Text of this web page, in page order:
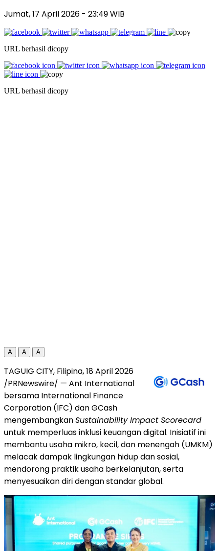
Jumat, 17 April 2026 - 23:49 WIB
URL berhasil dicopy
URL berhasil dicopy
A A A
TAGUIG CITY, Filipina, 18 April 2026
/PRNewswire/ — Ant International
bersama International Finance
Corporation (IFC) dan GCash
mengembangkanSustainability Impact Scorecard
untuk memperluas inklusi keuangan digital. Inisiatif ini
membantu usaha mikro, kecil, dan menengah (UMKM)
melacak dampak lingkungan hidup dan sosial,
mendorong praktik usaha berkelanjutan, serta
menyesuaikan diri dengan standar global.